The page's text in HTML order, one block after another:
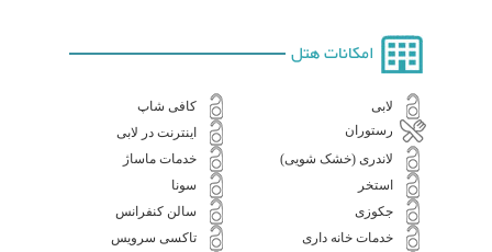
امکانات هتل
لابی
کافی شاپ
رستوران
اینترنت در لابی
لاندری (خشک شویی)
خدمات ماساژ
استخر
سونا
جکوزی
سالن کنفرانس
خدمات خانه داری
تاکسی سرویس